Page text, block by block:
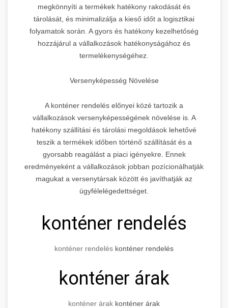
megkönnyíti a termékek hatékony rakodását és
tárolását, és minimalizálja a kieső időt a logisztikai
folyamatok során. A gyors és hatékony kezelhetőség
hozzájárul a vállalkozások hatékonyságához és
termelékenységéhez.
Versenyképesség Növelése
A konténer rendelés előnyei közé tartozik a
vállalkozások versenyképességének növelése is. A
hatékony szállítási és tárolási megoldások lehetővé
teszik a termékek időben történő szállítását és a
gyorsabb reagálást a piaci igényekre. Ennek
eredményeként a vállalkozások jobban pozícionálhatják
magukat a versenytársak között és javíthatják az
ügyfélelégedettséget.
konténer rendelés
konténer rendelés konténer rendelés
konténer árak
konténer árak konténer árak